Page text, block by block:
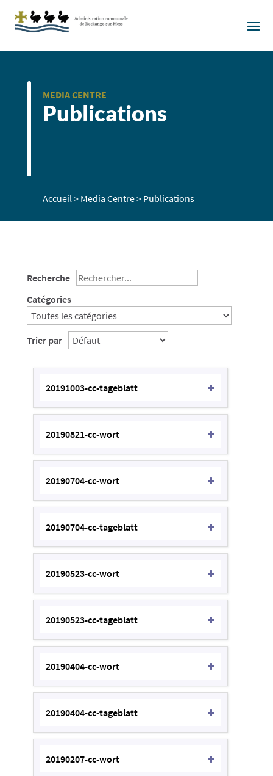
MEDIA CENTRE
Publications
Accueil > Media Centre> Publications
Recherche
Catégories
Trier par
20191003-cc-tageblatt
20190821-cc-wort
20190704-cc-wort
20190704-cc-tageblatt
20190523-cc-wort
20190523-cc-tageblatt
20190404-cc-wort
20190404-cc-tageblatt
20190207-cc-wort